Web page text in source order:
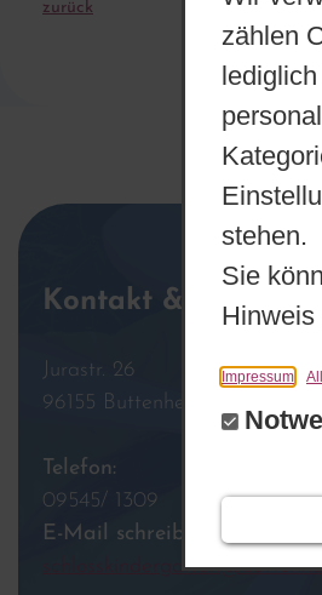
zählen
stehen.
Sie
Hinweis
Impressum
zurück
Kontakt & Anschrift
Jurastr. 26
96155 Buttenheim
Telefon:
09545/ 1309
E-Mail schreiben: